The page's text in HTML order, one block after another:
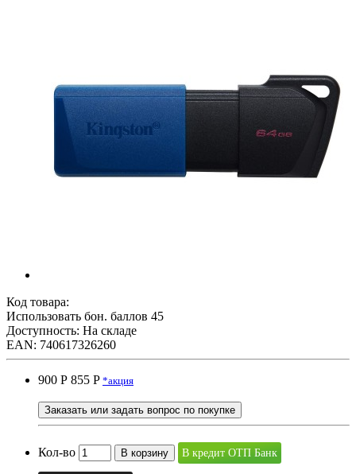
Код товара:
Использовать бон. баллов 45
Доступность: На складе
EAN: 740617326260
900 Р 855 P *акция
Заказать или задать вопрос по покупке
Кол-во В корзину В кредит ОТП Банк